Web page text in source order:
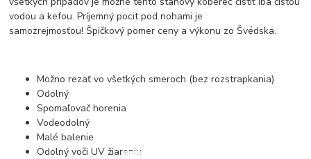
vodou a kefou. Príjemný pocit pod nohami je
samozrejmosťou! Špičkový pomer ceny a výkonu zo Švédska.
Možno rezať vo všetkých smeroch (bez rozstrapkania)
Odolný
Spomaľovač horenia
Vodeodolný
Malé balenie
Odolný voči UV žiareniu